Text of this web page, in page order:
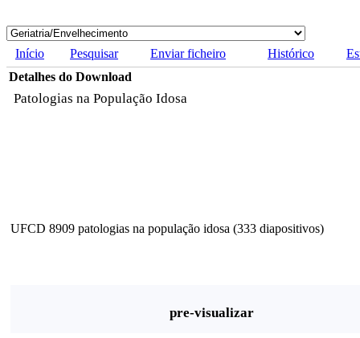
Início Pesquisar Enviar ficheiro Histórico
Detalhes do Download
Patologias na População Idosa
UFCD 8909 patologias na população idosa (333 diapositivos)
pre-visualizar